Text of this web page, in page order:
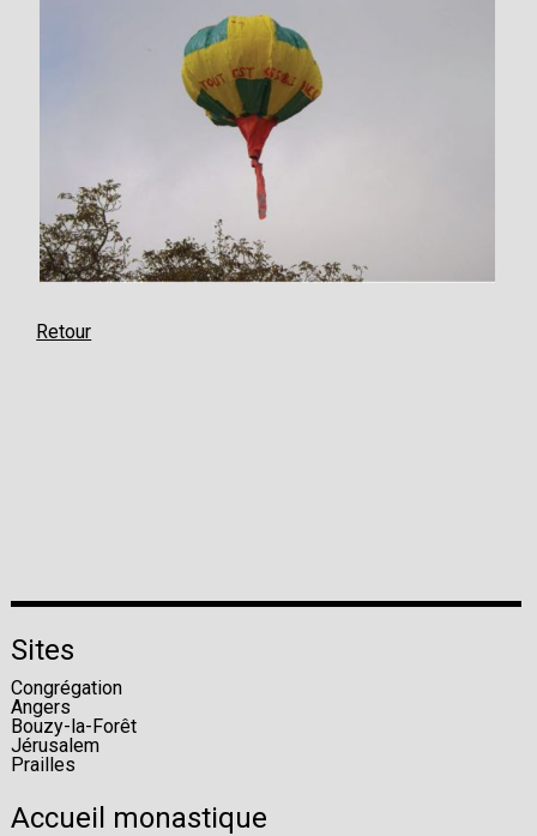
Retour
Sites
Congrégation
Angers
Bouzy-la-Forêt
Jérusalem
Prailles
Accueil monastique